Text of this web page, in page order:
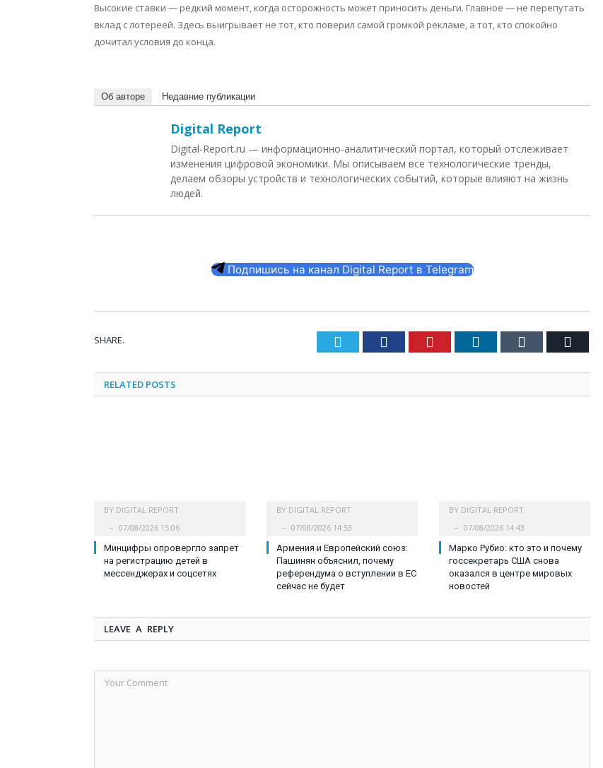
Высокие ставки — редкий момент, когда осторожность может приносить деньги. Главное — не перепутать
вклад с лотереей. Здесь выигрывает не тот, кто поверил самой громкой рекламе, а тот, кто спокойно
дочитал условия до конца.
Об авторе Недавние публикации
Digital Report
Digital-Report.ru — информационно-аналитический портал, который отслеживает
изменения цифровой экономики. Мы описываем все технологические тренды,
делаем обзоры устройств и технологических событий, которые влияют на жизнь
людей.
Подпишись на канал Digital Report в Telegram
SHARE. Twitter Facebook Pinterest LinkedIn Tumblr
RELATED POSTS
BY DIGITAL REPORT
07/08/2026 15:06
Минцифры опровергло запрет
на регистрацию детей в
мессенджерах и соцсетях
BY DIGITAL REPORT
07/08/2026 14:53
Армения и Европейский союз:
Пашинян объяснил, почему
референдума о вступлении в ЕС
сейчас не будет
BY DIGITAL REPORT
07/08/2026 14:43
Марко Рубио: кто это и почему
госсекретарь США снова
оказался в центре мировых
новостей
LEAVE A REPLY